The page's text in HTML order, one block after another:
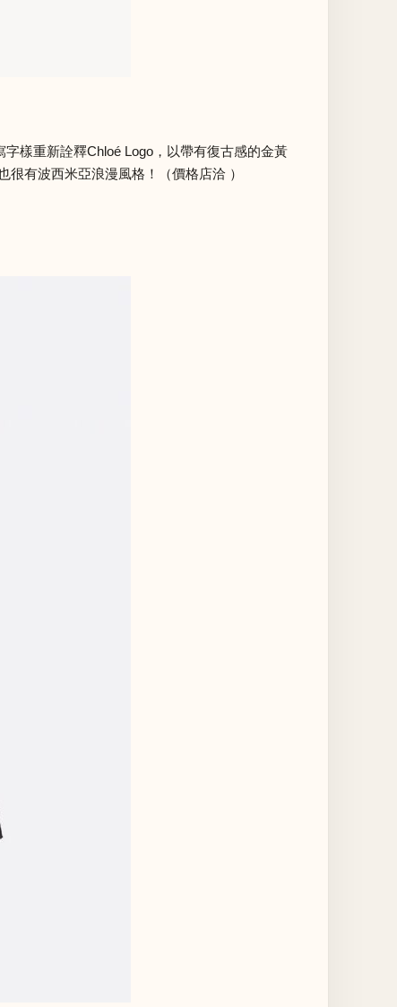
樣重新詮釋Chloé Logo，以帶有復古感的金黃
有波西米亞浪漫風格！（價格店洽 ）